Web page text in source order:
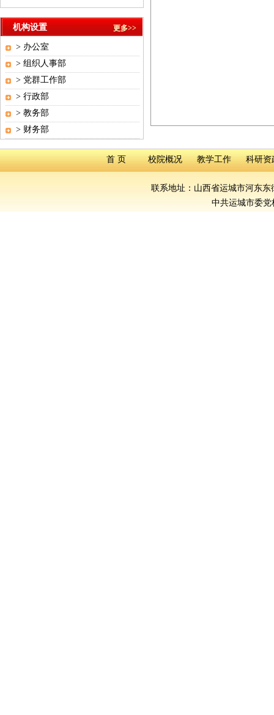
机构设置 更多>>
> 办公室
> 组织人事部
> 党群工作部
> 行政部
> 教务部
> 财务部
首 页 校院概况 教学工作 科研资
联系地址：山西省运城市河东东
中共运城市委